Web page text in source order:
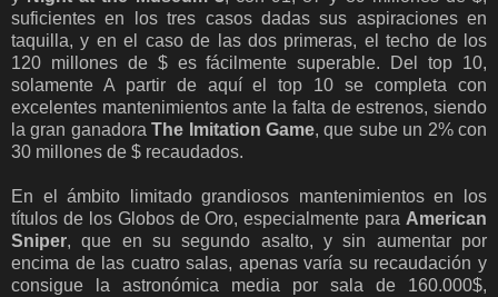
suficientes en los tres casos dadas sus aspiraciones en
taquilla, y en el caso de las dos primeras, el techo de los
120 millones de $ es fácilmente superable. Del top 10,
solamente A partir de aquí el top 10 se completa con
excelentes mantenimientos ante la falta de estrenos, siendo
la gran ganadoraThe Imitation Game, que sube un 2% con
30 millones de $ recaudados.
En el ámbito limitado grandiosos mantenimientos en los
títulos de los Globos de Oro, especialmente para American
Sniper, que en su segundo asalto, y sin aumentar por
encima de las cuatro salas, apenas varía su recaudación y
consigue la astronómica media por sala de 160.000$,